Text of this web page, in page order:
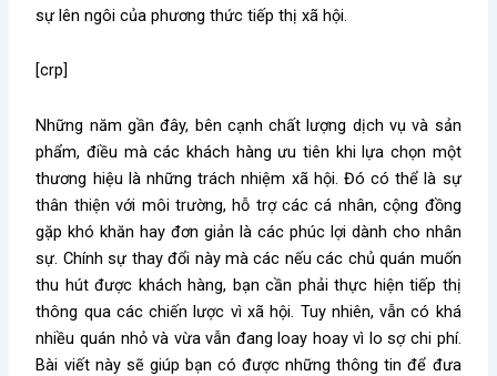
sự lên ngôi của phương thức tiếp thị xã hội.
[crp]
Những năm gần đây, bên cạnh chất lượng dịch vụ và sản
phẩm, điều mà các khách hàng ưu tiên khi lựa chọn một
thương hiệu là những trách nhiệm xã hội. Đó có thể là sự
thân thiện với môi trường, hỗ trợ các cá nhân, cộng đồng
gặp khó khăn hay đơn giản là các phúc lợi dành cho nhân
sự. Chính sự thay đổi này mà các nếu các chủ quán muốn
thu hút được khách hàng, bạn cần phải thực hiện tiếp thị
thông qua các chiến lược vì xã hội. Tuy nhiên, vẫn có khá
nhiều quán nhỏ và vừa vẫn đang loay hoay vì lo sợ chi phí.
Bài viết này sẽ giúp bạn có được những thông tin để đưa